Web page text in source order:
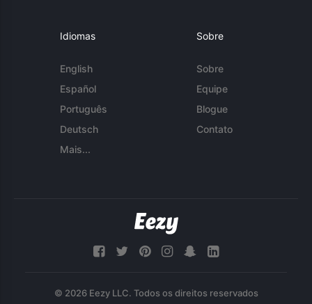
Idiomas
English
Español
Português
Deutsch
Mais...
Sobre
Sobre
Equipe
Blogue
Contato
© 2026 Eezy LLC. Todos os direitos reservados